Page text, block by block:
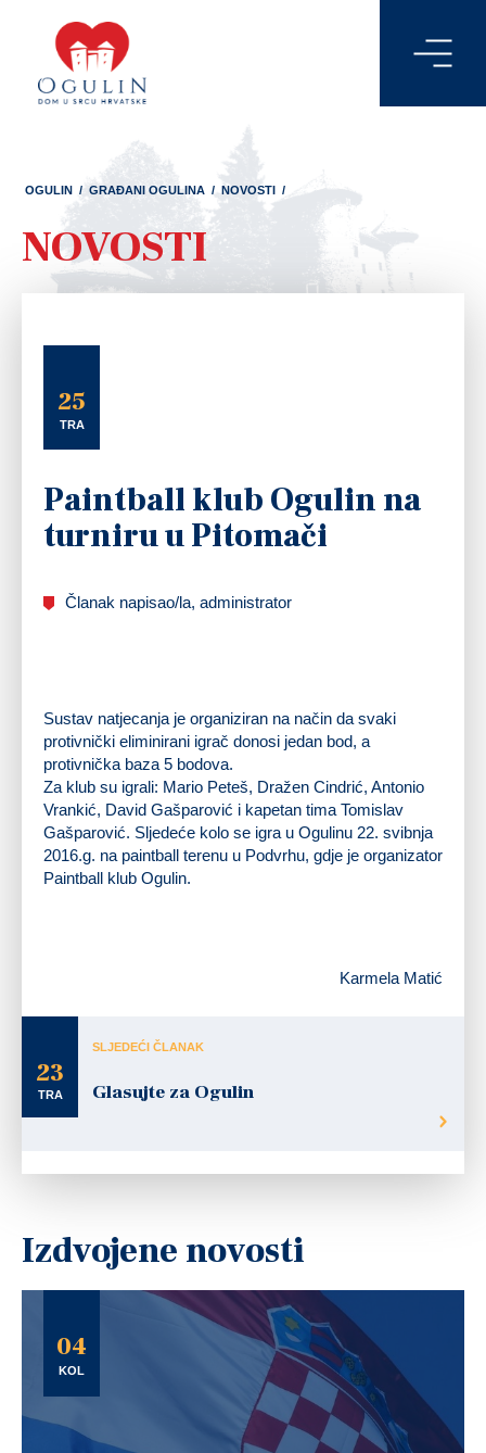
OGULIN / GRAĐANI OGULINA / NOVOSTI /
NOVOSTI
25
TRA
Paintball klub Ogulin na
turniru u Pitomači
Članak napisao/la, administrator
Sustav natjecanja je organiziran na način da svaki
protivnički eliminirani igrač donosi jedan bod, a
protivnička baza 5 bodova.
Za klub su igrali: Mario Peteš, Dražen Cindrić, Antonio
Vrankić, David Gašparović i kapetan tima Tomislav
Gašparović. Sljedeće kolo se igra u Ogulinu 22. svibnja
2016.g. na paintball terenu u Podvrhu, gdje je organizator
Paintball klub Ogulin.
Karmela Matić
23
TRA
SLJEDEĆI ČLANAK
Glasujte za Ogulin
Izdvojene novosti
04
KOL